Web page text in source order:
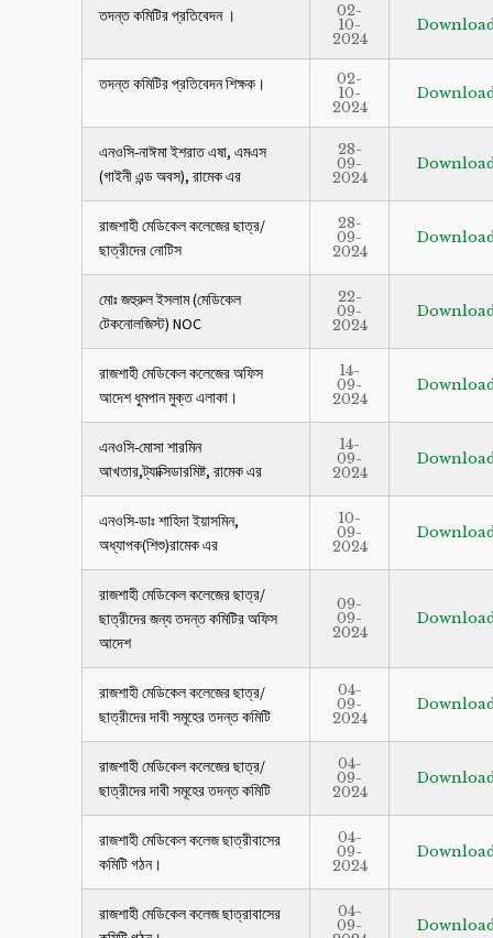
তদন্ত কমিটির প্রতিবেদন । 02-
10-
2024
তদন্ত কমিটির প্রতিবেদন শিক্ষক। 02-
10-
2024
এনওসি-নাঈমা ইশরাত এষা, এমএস
(গাইনী এন্ড অবস), রামেক এর
28-
09-
2024
রাজশাহী মেডিকেল কলেজের ছাত্র/
ছাত্রীদের নোটিস
28-
09-
2024
মোঃ জহুরুল ইসলাম (মেডিকেল
টেকনোলজিস্ট) NOC
22-
09-
2024
রাজশাহী মেডিকেল কলেজের অফিস
আদেশ ধুমপান মুক্ত এলাকা।
14-
09-
2024
এনওসি-মোসা শারমিন
আখতার,ট্যাক্সিডারমিষ্ট, রামেক এর
14-
09-
2024
এনওসি-ডাঃ শাহিদা ইয়াসমিন,
অধ্যাপক(শিশু)রামেক এর
10-
09-
2024
রাজশাহী মেডিকেল কলেজের ছাত্র/
ছাত্রীদের জন্য তদন্ত কমিটির অফিস
আদেশ
09-
09-
2024
রাজশাহী মেডিকেল কলেজের ছাত্র/
ছাত্রীদের দাবী সমূহের তদন্ত কমিটি
04-
09-
2024
রাজশাহী মেডিকেল কলেজের ছাত্র/
ছাত্রীদের দাবী সমূহের তদন্ত কমিটি
04-
09-
2024
রাজশাহী মেডিকেল কলেজ ছাত্রীবাসের
কমিটি গঠন।
04-
09-
2024
রাজশাহী মেডিকেল কলেজ ছাত্রাবাসের
04-
09-